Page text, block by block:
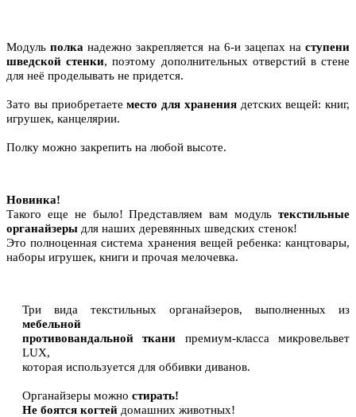
Модульполка надежно закрепляется на 6-и зацепах на ступени
шведской стенки, поэтому дополнительных отверстий в стене
для неё проделывать не придется.
Зато вы приобретаетеместо для хранениядетских вещей: книг,
игрушек, канцелярии.
Полку можно закрепить на любой высоте.
Новинка!
Такого еще не было! Представляем вам модуль текстильные
органайзеры для наших деревянных шведских стенок!
Это полноценная система хранения вещей ребенка: канцтовары,
наборы игрушек, книги и прочая мелочевка.
Три вида текстильных органайзеров, выполненных из
мебельной
противовандальной ткани премиум-класса микровельвет
LUX,
которая используется для оббивки диванов.
Органайзеры можно стирать!
Не боятся когтей домашних животных!